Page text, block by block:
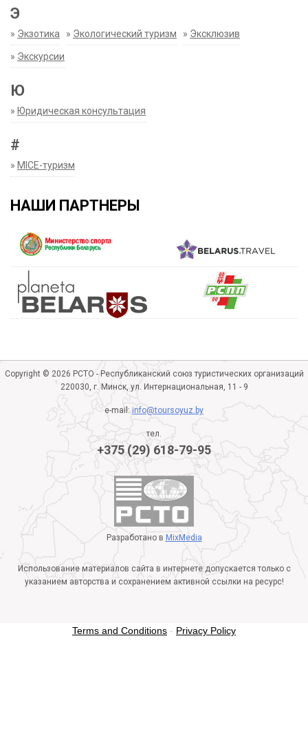
Э
» Экзотика » Экологический туризм » Эксклюзив
» Экскурсии
Ю
» Юридическая консультация
#
» MICE-туризм
НАШИ ПАРТНЕРЫ
Copyright © 2026 РСТО - Республиканский союз туристических организаций
220030, г. Минск, ул. Интернациональная, 11 - 9
e-mail:info@toursoyuz.by
тел.
+375 (29) 618-79-95
Разработано в MixMedia
Использование материалов сайта в интернете допускается только с
указанием авторства и сохранением активной ссылки на ресурс!
Terms and Conditions - Privacy Policy